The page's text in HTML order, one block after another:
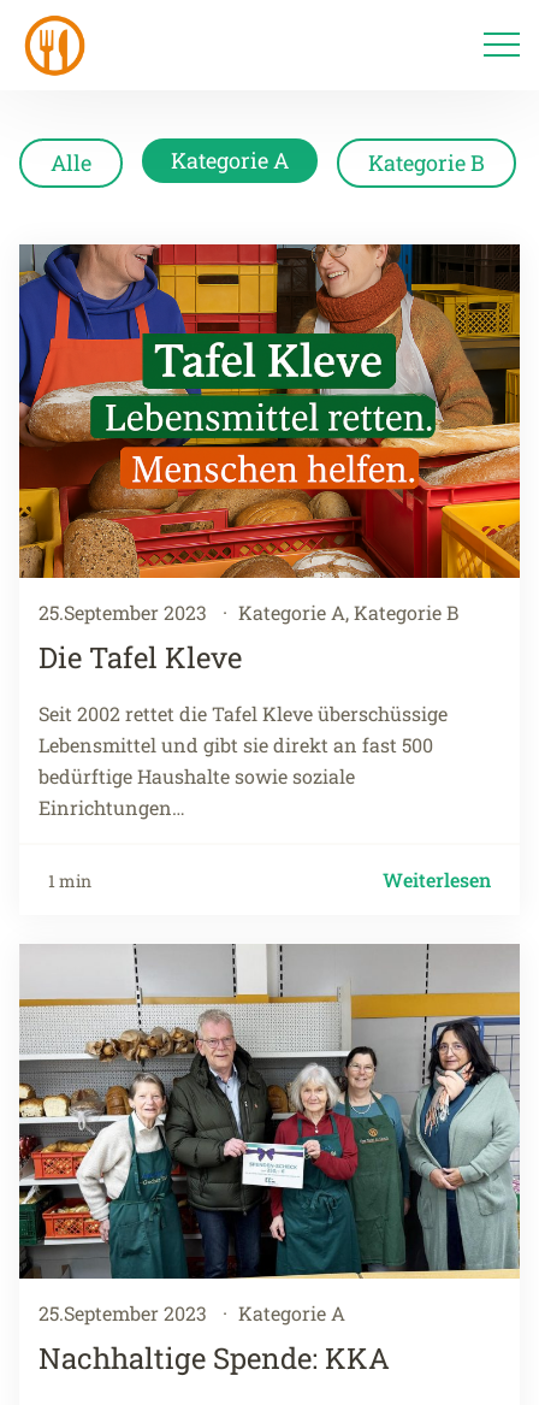
Alle Kategorie A Kategorie B
25.September 2023 · Kategorie A, Kategorie B
Die Tafel Kleve
Seit 2002 rettet die Tafel Kleve überschüssige
Lebensmittel und gibt sie direkt an fast 500
bedürftige Haushalte sowie soziale
Einrichtungen…
1 min Weiterlesen
25.September 2023 · Kategorie A
Nachhaltige Spende: KKA